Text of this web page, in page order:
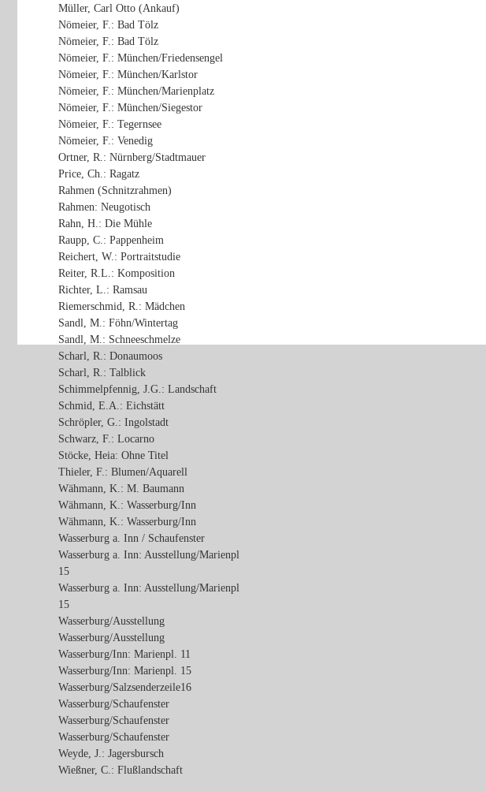
Müller, Carl Otto (Ankauf)
Nömeier, F.: Bad Tölz
Nömeier, F.: Bad Tölz
Nömeier, F.: München/Friedensengel
Nömeier, F.: München/Karlstor
Nömeier, F.: München/Marienplatz
Nömeier, F.: München/Siegestor
Nömeier, F.: Tegernsee
Nömeier, F.: Venedig
Ortner, R.: Nürnberg/Stadtmauer
Price, Ch.: Ragatz
Rahmen (Schnitzrahmen)
Rahmen: Neugotisch
Rahn, H.: Die Mühle
Raupp, C.: Pappenheim
Reichert, W.: Portraitstudie
Reiter, R.L.: Komposition
Richter, L.: Ramsau
Riemerschmid, R.: Mädchen
Sandl, M.: Föhn/Wintertag
Sandl, M.: Schneeschmelze
Scharl, R.: Donaumoos
Scharl, R.: Talblick
Schimmelpfennig, J.G.: Landschaft
Schmid, E.A.: Eichstätt
Schröpler, G.: Ingolstadt
Schwarz, F.: Locarno
Stöcke, Heia: Ohne Titel
Thieler, F.: Blumen/Aquarell
Wähmann, K.: M. Baumann
Wähmann, K.: Wasserburg/Inn
Wähmann, K.: Wasserburg/Inn
Wasserburg a. Inn / Schaufenster
Wasserburg a. Inn: Ausstellung/Marienpl
15
Wasserburg a. Inn: Ausstellung/Marienpl
15
Wasserburg/Ausstellung
Wasserburg/Ausstellung
Wasserburg/Inn: Marienpl. 11
Wasserburg/Inn: Marienpl. 15
Wasserburg/Salzsenderzeile16
Wasserburg/Schaufenster
Wasserburg/Schaufenster
Wasserburg/Schaufenster
Weyde, J.: Jagersbursch
Wießner, C.: Flußlandschaft